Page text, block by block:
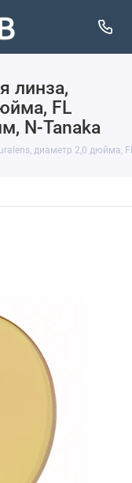
линза,
FL
N-Tanaka
диаметр 2,0 дюйма,